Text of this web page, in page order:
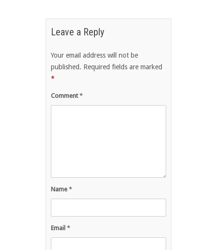
Leave a Reply
Your email address will not be
published. Required fields are marked
*
Comment*
Name *
Email *